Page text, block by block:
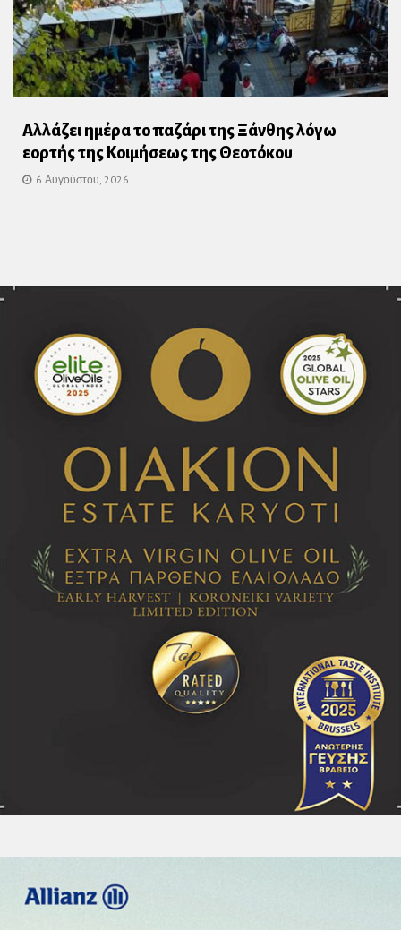
Αλλάζει ημέρα το παζάρι της Ξάνθης λόγω
εορτής της Κοιμήσεως της Θεοτόκου
6 Αυγούστου, 2026